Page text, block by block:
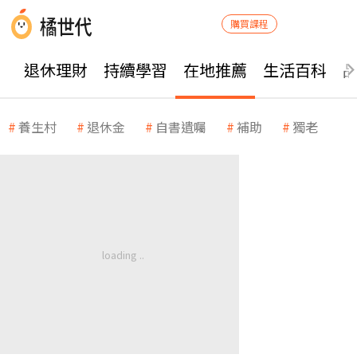
購買課程
退休理財 持續學習 在地推薦 生活百科
養生村 退休金 自書遺囑 補助 獨老